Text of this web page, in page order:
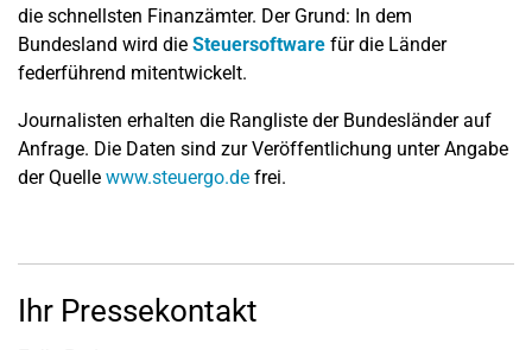
die schnellsten Finanzämter. Der Grund: In dem
Bundesland wird die Steuersoftware für die Länder
federführend mitentwickelt.
Journalisten erhalten die Rangliste der Bundesländer auf
Anfrage. Die Daten sind zur Veröffentlichung unter Angabe
der Quelle www.steuergo.de frei.
Ihr Pressekontakt